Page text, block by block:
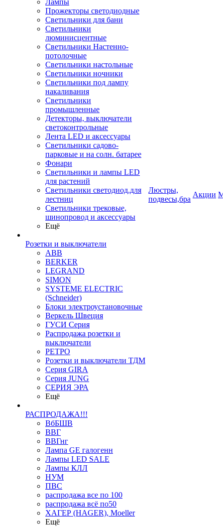
Лампы
Прожекторы светодиодные
Светильники для бани
Светильники
люминисцентные
Светильники Настенно-
потолочные
Светильники настольные
Светильники ночники
Светильники под лампу
накаливания
Светильники
промышленные
Детекторы, выключатели
светоконтрольные
Лента LED и аксессуары
Светильники садово-
парковые и на солн. батарее
Фонари
Светильники и лампы LED
для растений
Светильники светодиод.для
лестниц
Светильники трековые,
шинопровод и аксессуары
Ещё
Розетки и выключатели
ABB
BERKER
LEGRAND
SIMON
SYSTEME ELECTRIC
(Schneider)
Блоки электроустановочные
Веркель Швеция
ГУСИ Серия
Распродажа розетки и
выключатели
РЕТРО
Розетки и выключатели ТДМ
Серия GIRA
Серия JUNG
СЕРИЯ ЭРА
Ещё
РАСПРОДАЖА!!!
ВбБШВ
ВВГ
ВВГнг
Лампа GE галогенн
Лампы LED SALE
Лампы КЛЛ
НУМ
ПВС
распродажа все по 100
распродажа всё по50
ХАГЕР (HAGER), Moeller
Ещё
Люстры,
подвесы,бра
Акции